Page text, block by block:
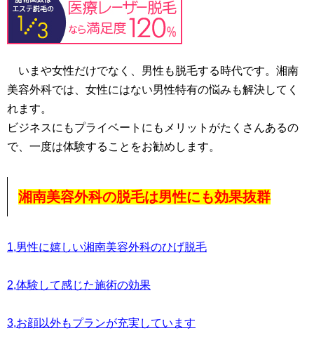
いまや女性だけでなく、男性も脱毛する時代です。湘南
美容外科では、女性にはない男性特有の悩みも解決してく
れます。
ビジネスにもプライベートにもメリットがたくさんあるの
で、一度は体験することをお勧めします。
湘南美容外科の脱毛は男性にも効果抜群
1,男性に嬉しい湘南美容外科のひげ脱毛
2,体験して感じた施術の効果
3,お顔以外もプランが充実しています